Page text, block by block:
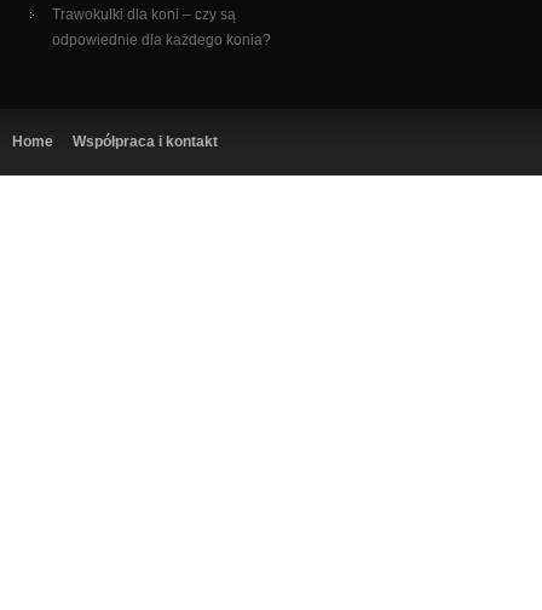
Trawokulki dla koni – czy są
odpowiednie dla każdego konia?
Home Współpraca i kontakt